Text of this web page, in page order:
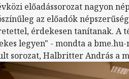
előadássorozat nagyon
az előadók
érdekesen tanítanak. A
legyen" - mondta a
sorozat, Halbritter András a